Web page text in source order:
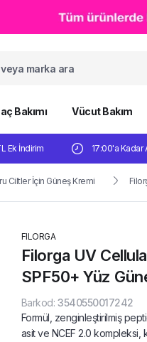
Bakımı Vücut Bakım
Ek İndirim 17:00'a Kadar
Ciltler İçin Güneş Kremi
FILORGA
Filorga UV
SPF50+ Yüz
Barkod: 3540550017242
Formül, zenginleştirilmiş
asit ve NCEF 2.0 kompleksi,